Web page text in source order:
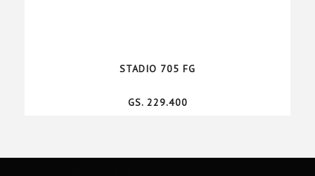
STADIO 705 FG
GS. 229.400